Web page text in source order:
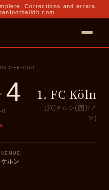
Corrections and errata
OFFICIAL
4
0
1. FC Köln
1FCケルン(西ドイ
ツ)
VENUE
ケルン